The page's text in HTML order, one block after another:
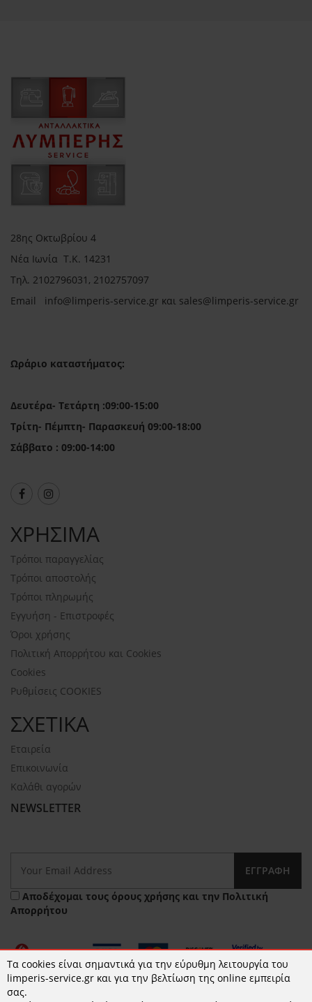
28ης Οκτωβρίου 4
Νέα Ιωνία Τ.Κ. 14231
Τηλ. 2102796031, 2102757097
Email info@limperis-service.gr και sales@limperis-service.gr
Ωράριο καταστήματος:
Δευτέρα- Τετάρτη :09:00-15:00
Τρίτη- Πέμπτη- Παρασκευή 09:00-18:00
Σάββατο : 09:00-14:00
ΧΡΗΣΙΜΑ
Τρόποι παραγγελίας
Τρόποι αποστολής
Τρόποι πληρωμής
Εγγυήση - Επιστροφές
Όροι χρήσης
Πολιτική Απορρήτου και Cookies
Cookies
Ρυθμίσεις COOKIES
ΣΧΕΤΙΚΑ
Εταιρεία
Επικοινωνία
Καλάθι αγορών
NEWSLETTER
ΕΓΓΡΑΦΉ
Αποδέχομαι τους όρους χρήσης και την Πολιτική
Απορρήτου
Τα cookies είναι σημαντικά για την εύρυθμη λειτουργία του
limperis-service.gr και για την βελτίωση της online εμπειρία
σας.